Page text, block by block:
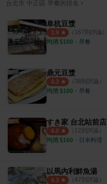
台北市 中正區 早餐的排名 ›
阜杭豆漿
3.9 （ 167則評論）
均消 $100 ・ 早餐
鼎元豆漿
4.3 （ 38則評論）
均消 $100 ・ 早餐
すき家 台北站前店
4.0 （ 12則評論）
均消 $160 ・ 日本料理
以馬內利鮮魚湯
4.3 （ 47則評論）